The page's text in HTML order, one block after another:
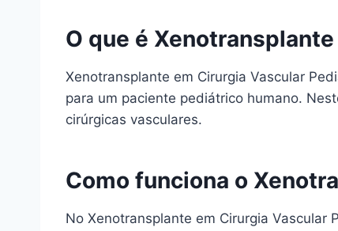
O que é
Xenotransplante em Cirurgia Vascular
para um paciente pediátrico humano.
cirúrgicas vasculares.
Como funciona o
No Xenotransplante em Cirurgia